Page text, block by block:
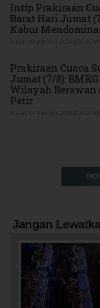
Intip Prakiraan
Barat Hari Jumat
Kabur
Prakiraan Cuaca
Jumat (7/8):
Wilayah Berawan
Petir
Jangan